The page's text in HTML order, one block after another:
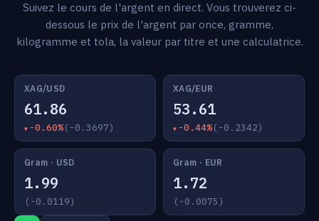
Suivez le cours de l'argent en direct. Vous trouverez ci-
dessous le prix de l'argent par once, gramme,
kilogramme et tola, la valeur par titre et une calculatrice.
XAG/USD
61.86
-0.60%(-0.3697)
XAG/EUR
53.61
-0.44%(-0.2342)
Gram · USD
1.99
(-0.0119)
Gram · EUR
1.72
(-0.0075)